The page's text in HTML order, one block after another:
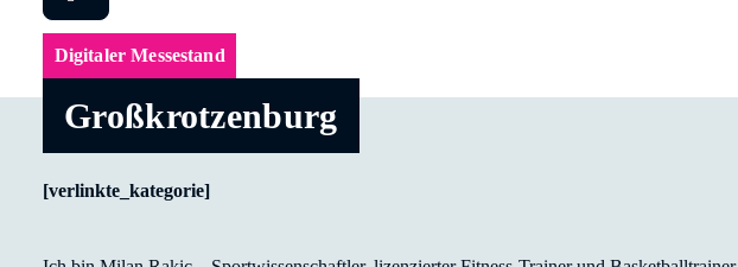
Digitaler Messestand
Großkrotzenburg
[verlinkte_kategorie]